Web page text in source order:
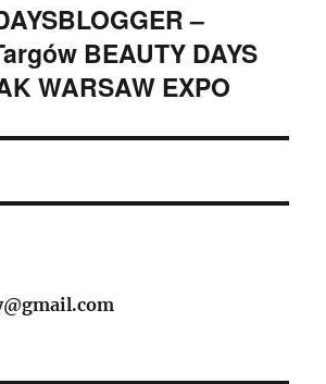
–
BEAUTY DAYS
WARSAW EXPO